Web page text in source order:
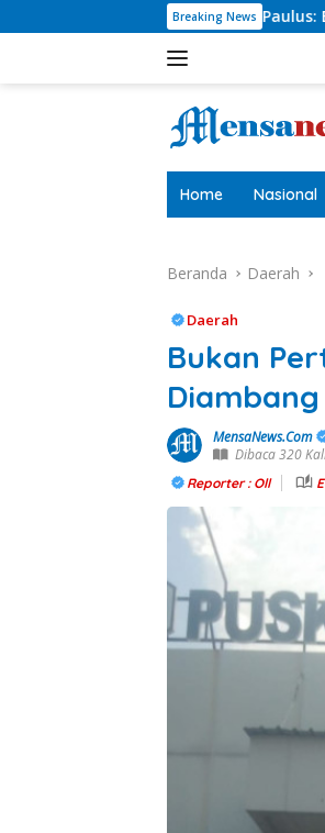
ke
Breaking News
Paulus: Bank NTT Tetap
Home Nasional
Beranda Daerah
Daerah
Bukan
MensaNews.Com
Dibaca 320
Reporter : Oll